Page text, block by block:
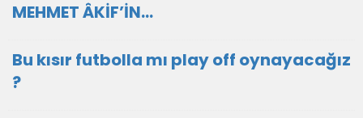
MEHMET ÂKİF’İN…
Bu kısır futbolla mı play off oynayacağız
?